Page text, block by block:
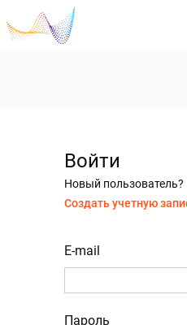
Войти
Новый пользователь?
Создать учетную
E-mail
Пароль